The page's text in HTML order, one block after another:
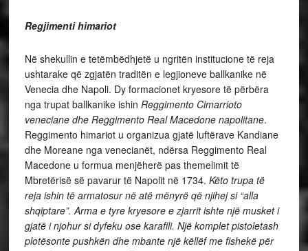
Regjimenti himariot
Në shekullin e tetëmbëdhjetë u ngritën institucione të reja
ushtarake që zgjatën traditën e legjioneve ballkanike në
Venecia dhe Napoli. Dy formacionet kryesore të përbëra
nga trupat ballkanike ishin Reggimento Cimarrioto
veneciane dhe Reggimento Real Macedone napolitane.
Reggimento himariot u organizua gjatë luftërave Kandiane
dhe Moreane nga venecianët, ndërsa Reggimento Real
Macedone u formua menjëherë pas themelimit të
Mbretërisë së pavarur të Napolit në 1734. Këto trupa të
reja ishin të armatosur në atë mënyrë që njihej si “alla
shqiptare”. Arma e tyre kryesore e zjarrit ishte një musket i
gjatë i njohur si dyfeku ose karafili. Një komplet pistoletash
plotësonte pushkën dhe mbante një këllëf me fishekë për